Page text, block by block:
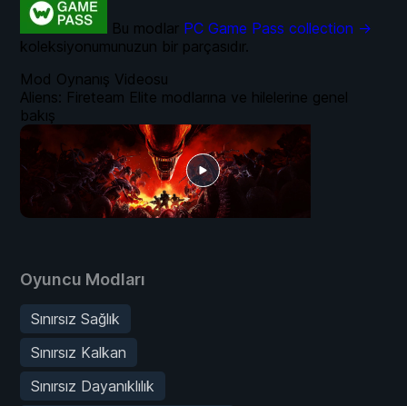
Oyuncu Modları
Sınırsız Sağlık
Sınırsız Kalkan
Sınırsız Dayanıklılık
Mod Oynanış Videosu
Aliens: Fireteam Elite modlarına ve hilelerine genel
bakış
Bu modlar PC Game Pass collection →
koleksiyonumunuzun bir parçasıdır.